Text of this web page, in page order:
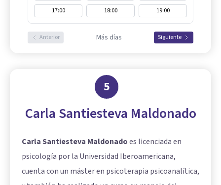
17:00
18:00 19:00
Anterior Más días Siguiente
5
Carla Santiesteva Maldonado
Carla Santiesteva Maldonadoes licenciada en
psicología por la Universidad Iberoamericana,
cuenta con un máster en psicoterapia psicoanalítica,